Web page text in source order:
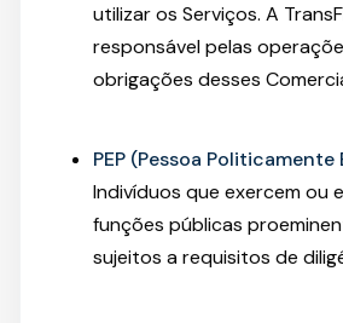
utilizar os Serviços. A
responsável pelas
obrigações desses
PEP (Pessoa Politicamente
Indivíduos que exercem ou
funções públicas
sujeitos a requisitos de